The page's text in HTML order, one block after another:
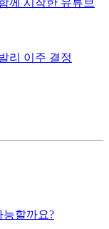
께 시작한 유튜브
리 이주 결정
할까요?